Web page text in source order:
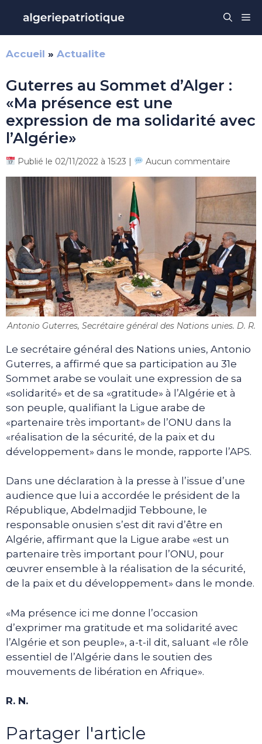
contenu
Accueil » Actualite
Guterres au Sommet d’Alger :
«Ma présence est une
expression de ma solidarité avec
l’Algérie»
Publié le 02/11/2022 à 15:23 | Aucun commentaire
Antonio Guterres, Secrétaire général des Nations unies. D. R.
Le secrétaire général des Nations unies, Antonio
Guterres, a affirmé que sa participation au 31e
Sommet arabe se voulait une expression de sa
«solidarité» et de sa «gratitude» à l’Algérie et à
son peuple, qualifiant la Ligue arabe de
«partenaire très important» de l’ONU dans la
«réalisation de la sécurité, de la paix et du
développement» dans le monde, rapporte l’APS.
Dans une déclaration à la presse à l’issue d’une
audience que lui a accordée le président de la
République, Abdelmadjid Tebboune, le
responsable onusien s’est dit ravi d’être en
Algérie, affirmant que la Ligue arabe «est un
partenaire très important pour l’ONU, pour
œuvrer ensemble à la réalisation de la sécurité,
de la paix et du développement» dans le monde.
«Ma présence ici me donne l’occasion
d’exprimer ma gratitude et ma solidarité avec
l’Algérie et son peuple», a-t-il dit, saluant «le rôle
essentiel de l’Algérie dans le soutien des
mouvements de libération en Afrique».
R. N.
Partager l'article